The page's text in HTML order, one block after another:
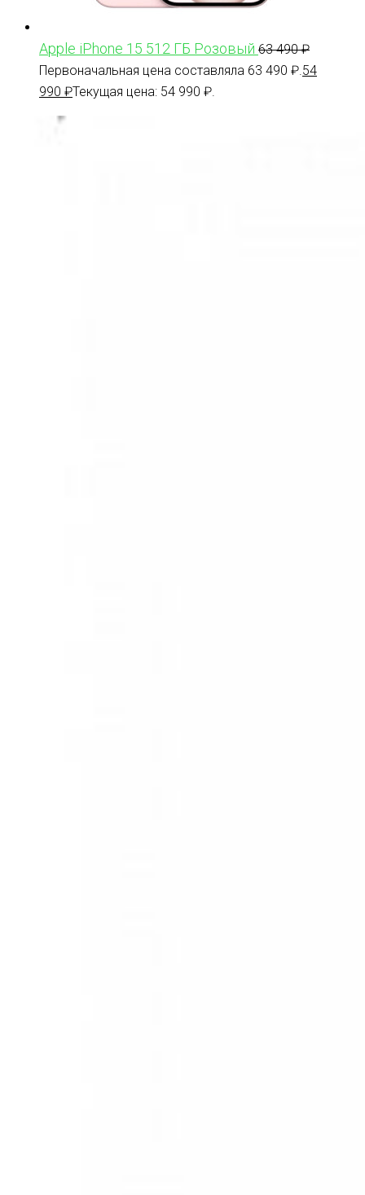
Apple iPhone 15 512 ГБ Розовый 63 490₽
Первоначальная цена составляла 63 490 ₽. 54
990 ₽Текущая цена: 54 990 ₽.